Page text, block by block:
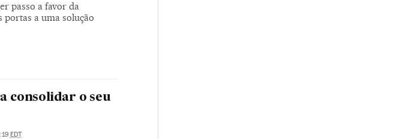
passo a favor da
portas a uma solução
consolidar o seu
EDT